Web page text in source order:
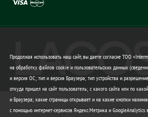
Карта сайта Гарантия качества
Продолжая использовать наш сайт, вы даете согласие ТОО
на обработку файлов cookie и пользовательских данных
и версия ОС; тип и версия Браузера; тип устройства и
откуда пришел на сайт пользователь; с какого сайта или по
и Браузера; какие страницы открывает и на какие кнопки
с помощью интернет-сервисов Яндекс.Метрика и GoogleAnalytics